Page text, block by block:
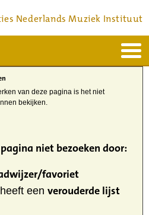
Nederlands Muziek Instituut
van deze pagina is het niet
bekijken.
niet bezoeken door:
favoriet
een verouderde lijst